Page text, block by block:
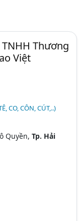
Thương
Việt
CO, CÔN, CÚT,..)
Quyền,Tp. Hải